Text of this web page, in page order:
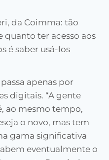
da Coimma: tão
ter acesso aos
é saber usá-los
apenas por
digitais. “A gente
ao mesmo tempo,
o novo, mas tem
gama significativa
eventualmente o